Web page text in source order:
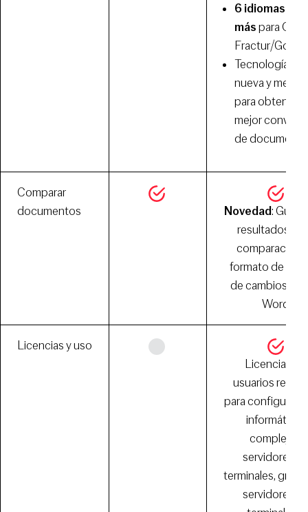
6 idiomas de
máspara
Fractur/Gothic
Tecnología
nueva y
para obtener
mejor
de
Comparar
documentos
Novedad:
resultados de
comparación
formato de
de cambios de
Word
Licencias y uso
Licencias de
usuarios
para
informáticas
complejas:
servidores
terminales,
servidores